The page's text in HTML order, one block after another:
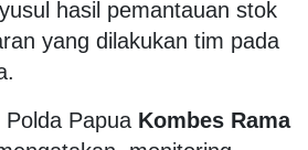
hasil pemantauan stok
yang dilakukan tim pada
Papua Kombes Rama